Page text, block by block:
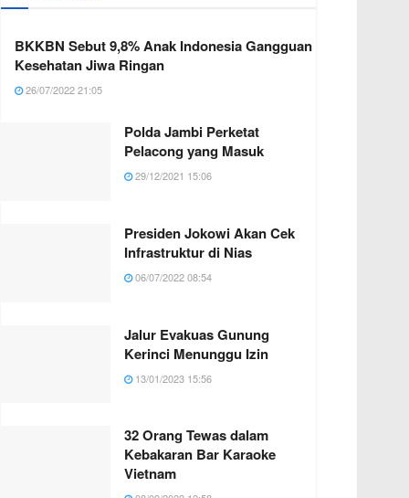
BKKBN Sebut 9,8% Anak Indonesia Gangguan
Kesehatan Jiwa Ringan
26/07/2022 21:05
Polda Jambi Perketat
Pelacong yang Masuk
29/12/2021 15:06
Presiden Jokowi Akan Cek
Infrastruktur di Nias
06/07/2022 08:54
Jalur Evakuas Gunung
Kerinci Menunggu Izin
13/01/2023 15:56
32 Orang Tewas dalam
Kebakaran Bar Karaoke
Vietnam